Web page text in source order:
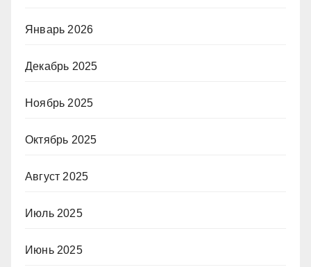
Январь 2026
Декабрь 2025
Ноябрь 2025
Октябрь 2025
Август 2025
Июль 2025
Июнь 2025